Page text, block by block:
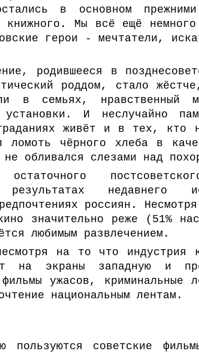
в основном
книжного. Мы всё ещё немного
герои - мечтатели,
родившееся в
роддом, стало
семьях, нравственный
установки. И неслучайно
живёт и в тех, кто
ломоть чёрного хлеба в
обливался слезами над
результатах недавнего
россиян.
значительно реже (51%
любимым развлечением.
на то что индустрия
на экраны западную и
ужасов,
национальным лентам.
пользуются советские